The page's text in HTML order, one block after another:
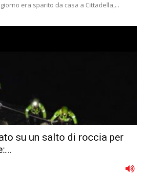
era sparito da casa a Cittadella,...
su un salto di roccia per